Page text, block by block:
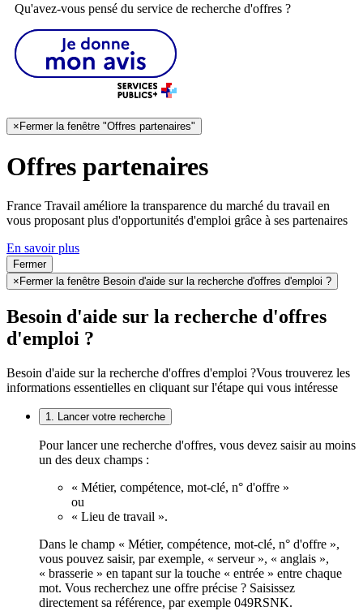
Qu'avez-vous pensé du service de recherche d'offres ?
×Fermer la fenêtre "Offres partenaires"
Offres partenaires
France Travail améliore la transparence du marché du travail en
vous proposant plus d'opportunités d'emploi grâce à ses partenaires
En savoir plus
Fermer
× Fermer la fenêtre Besoin d'aide sur la recherche d'offres d'emploi ?
Besoin d'aide sur la recherche d'offres
d'emploi ?
Besoin d'aide sur la recherche d'offres d'emploi ?Vous trouverez les
informations essentielles en cliquant sur l'étape qui vous intéresse
1. Lancer votre recherche
Pour lancer une recherche d'offres, vous devez saisir au moins
un des deux champs :
« Métier, compétence, mot-clé, n° d'offre »
ou
« Lieu de travail ».
Dans le champ « Métier, compétence, mot-clé, n° d'offre »,
vous pouvez saisir, par exemple, « serveur », « anglais »,
« brasserie » en tapant sur la touche « entrée » entre chaque
mot. Vous recherchez une offre précise ? Saisissez
directement sa référence, par exemple 049RSNK.